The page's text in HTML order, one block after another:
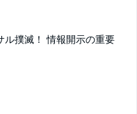
ル撲滅！ 情報開示の重要